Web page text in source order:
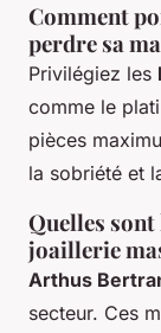
Comment
perdre sa
Privilégiez les
comme le
pièces
la sobriété et
Quelles
joaillerie
Arthus
secteur. Ces